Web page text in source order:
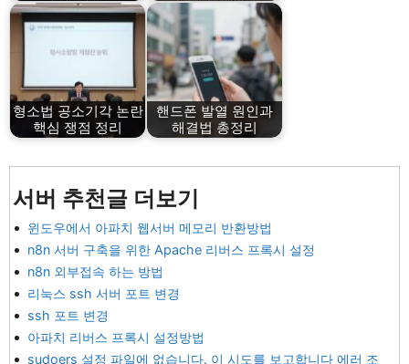
형소법 공소기각 논란
핵심 쟁점 정리
핸드폰 발열 원인과
해결법 총정리
서버 추천글 더보기
윈도우에서 아파치 웹서버 메모리 반환방법
n8n 서버 구축을 위한 Apache 리버스 프록시 설정
n8n 외부접속 하는 방법
리눅스 ssh 서버 포트 변경
ssh 포트 변경
아파치 리버스 프록시 설정방법
sudoers 설정 파일에 없습니다. 이 시도를 보고합니다 에러 조